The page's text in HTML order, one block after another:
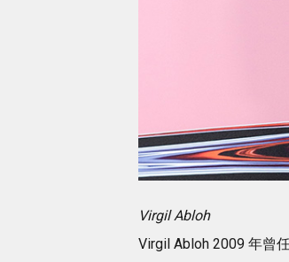
Virgil Abloh
Virgil Abloh 2009 年曾